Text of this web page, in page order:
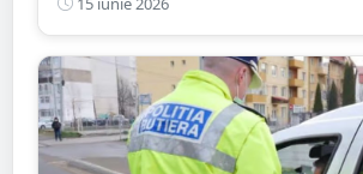
coliziune cu un autoturism